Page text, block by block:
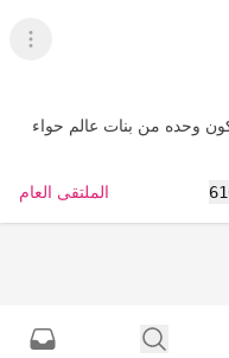
عرض
وحده من بنات عالم حواء
الملتقى العام